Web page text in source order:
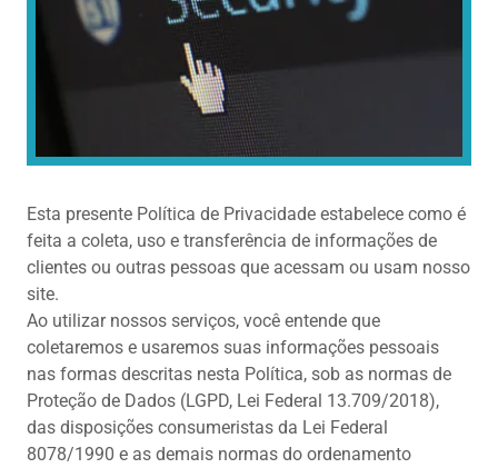
Esta presente Política de Privacidade estabelece como é
feita a coleta, uso e transferência de informações de
clientes ou outras pessoas que acessam ou usam nosso
site.
Ao utilizar nossos serviços, você entende que
coletaremos e usaremos suas informações pessoais
nas formas descritas nesta Política, sob as normas de
Proteção de Dados (LGPD, Lei Federal 13.709/2018),
das disposições consumeristas da Lei Federal
8078/1990 e as demais normas do ordenamento